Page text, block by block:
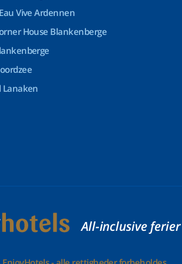
Vive Ardennen
House Blankenberge
Lanaken
All-inclusive ferier